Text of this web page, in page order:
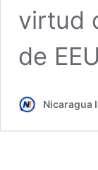
virtud
de
Nicaragua